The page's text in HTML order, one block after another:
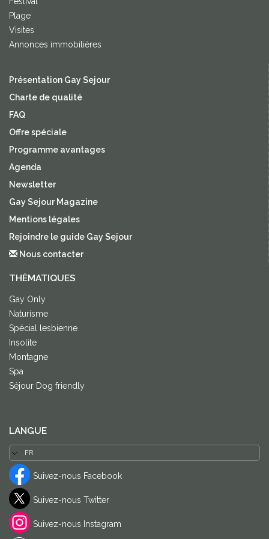
Plage
Visites
Annonces immobilières
Présentation Gay Sejour
Charte de qualité
FAQ
Offre spéciale
Programme avantages
Agenda
Newsletter
Gay Sejour Magazine
Mentions légales
Rejoindre le guide Gay Sejour
Nous contacter
THÈMATIQUES
Gay Only
Naturisme
Spécial lesbienne
Insolite
Montagne
Spa
Séjour Dog friendly
LANGUE
Suivez-nous Facebook
Suivez-nous Twitter
Suivez-nous Instagram